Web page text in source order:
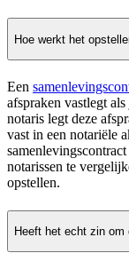
Hoe werkt het
Een
afspraken vastlegt
notaris legt deze
vast in een notariële
notarissen te
opstellen.
Heeft het echt zin